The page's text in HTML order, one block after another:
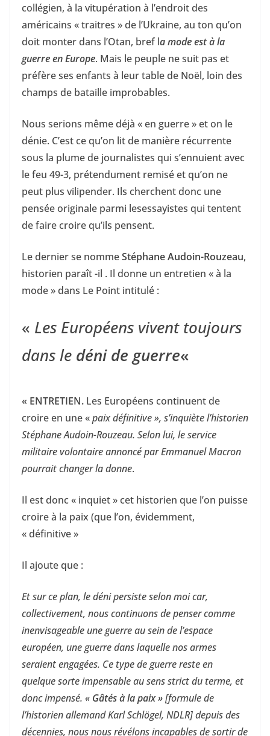
collégien, à la vitupération à l’endroit des
américains « traitres » de l’Ukraine, au ton qu’on
doit monter dans l’Otan, bref la mode est à la
guerre en Europe. Mais le peuple ne suit pas et
préfère ses enfants à leur table de Noël, loin des
champs de bataille improbables.
Nous serions même déjà « en guerre » et on le
dénie. C’est ce qu’on lit de manière récurrente
sous la plume de journalistes qui s’ennuient avec
le feu 49-3, prétendument remisé et qu’on ne
peut plus vilipender. Ils cherchent donc une
pensée originale parmi lesessayistes qui tentent
de faire croire qu’ils pensent.
Le dernier se nommeStéphane Audoin-Rouzeau,
historien paraît -il . Il donne un entretien « à la
mode » dans Le Point intitulé :
« Les Européens vivent toujours
dans le déni de guerre«
« ENTRETIEN. Les Européens continuent de
croire en une «paix définitive », s’inquiète l’historien
Stéphane Audoin-Rouzeau. Selon lui, le service
militaire volontaire annoncé par Emmanuel Macron
pourrait changer la donne.
Il est donc « inquiet » cet historien que l’on puisse
croire à la paix (que l’on, évidemment,
« définitive »
Il ajoute que :
Et sur ce plan, le déni persiste selon moi car,
collectivement, nous continuons de penser comme
inenvisageable une guerre au sein de l’espace
européen, une guerre dans laquelle nos armes
seraient engagées. Ce type de guerre reste en
quelque sorte impensable au sens strict du terme, et
donc impensé. « Gâtés à la paix »[formule de
l’historien allemand Karl Schlögel, NDLR] depuis des
décennies, nous nous révélons incapables de sortir de